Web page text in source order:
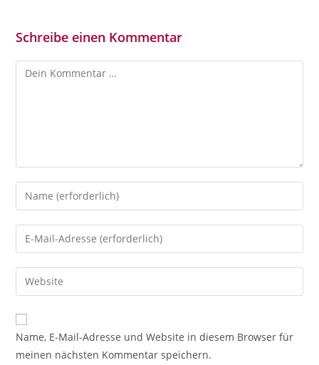
Schreibe einen Kommentar
Kommentar
Gib
deinen
Namen
oder
zum
Kommentieren
ein
Gib
deine
E-
Mail-
zum
Kommentieren
ein
Gib
deine
Website-
URL
Name, E-Mail-Adresse und Website in diesem Browser für
meinen nächsten Kommentar speichern.